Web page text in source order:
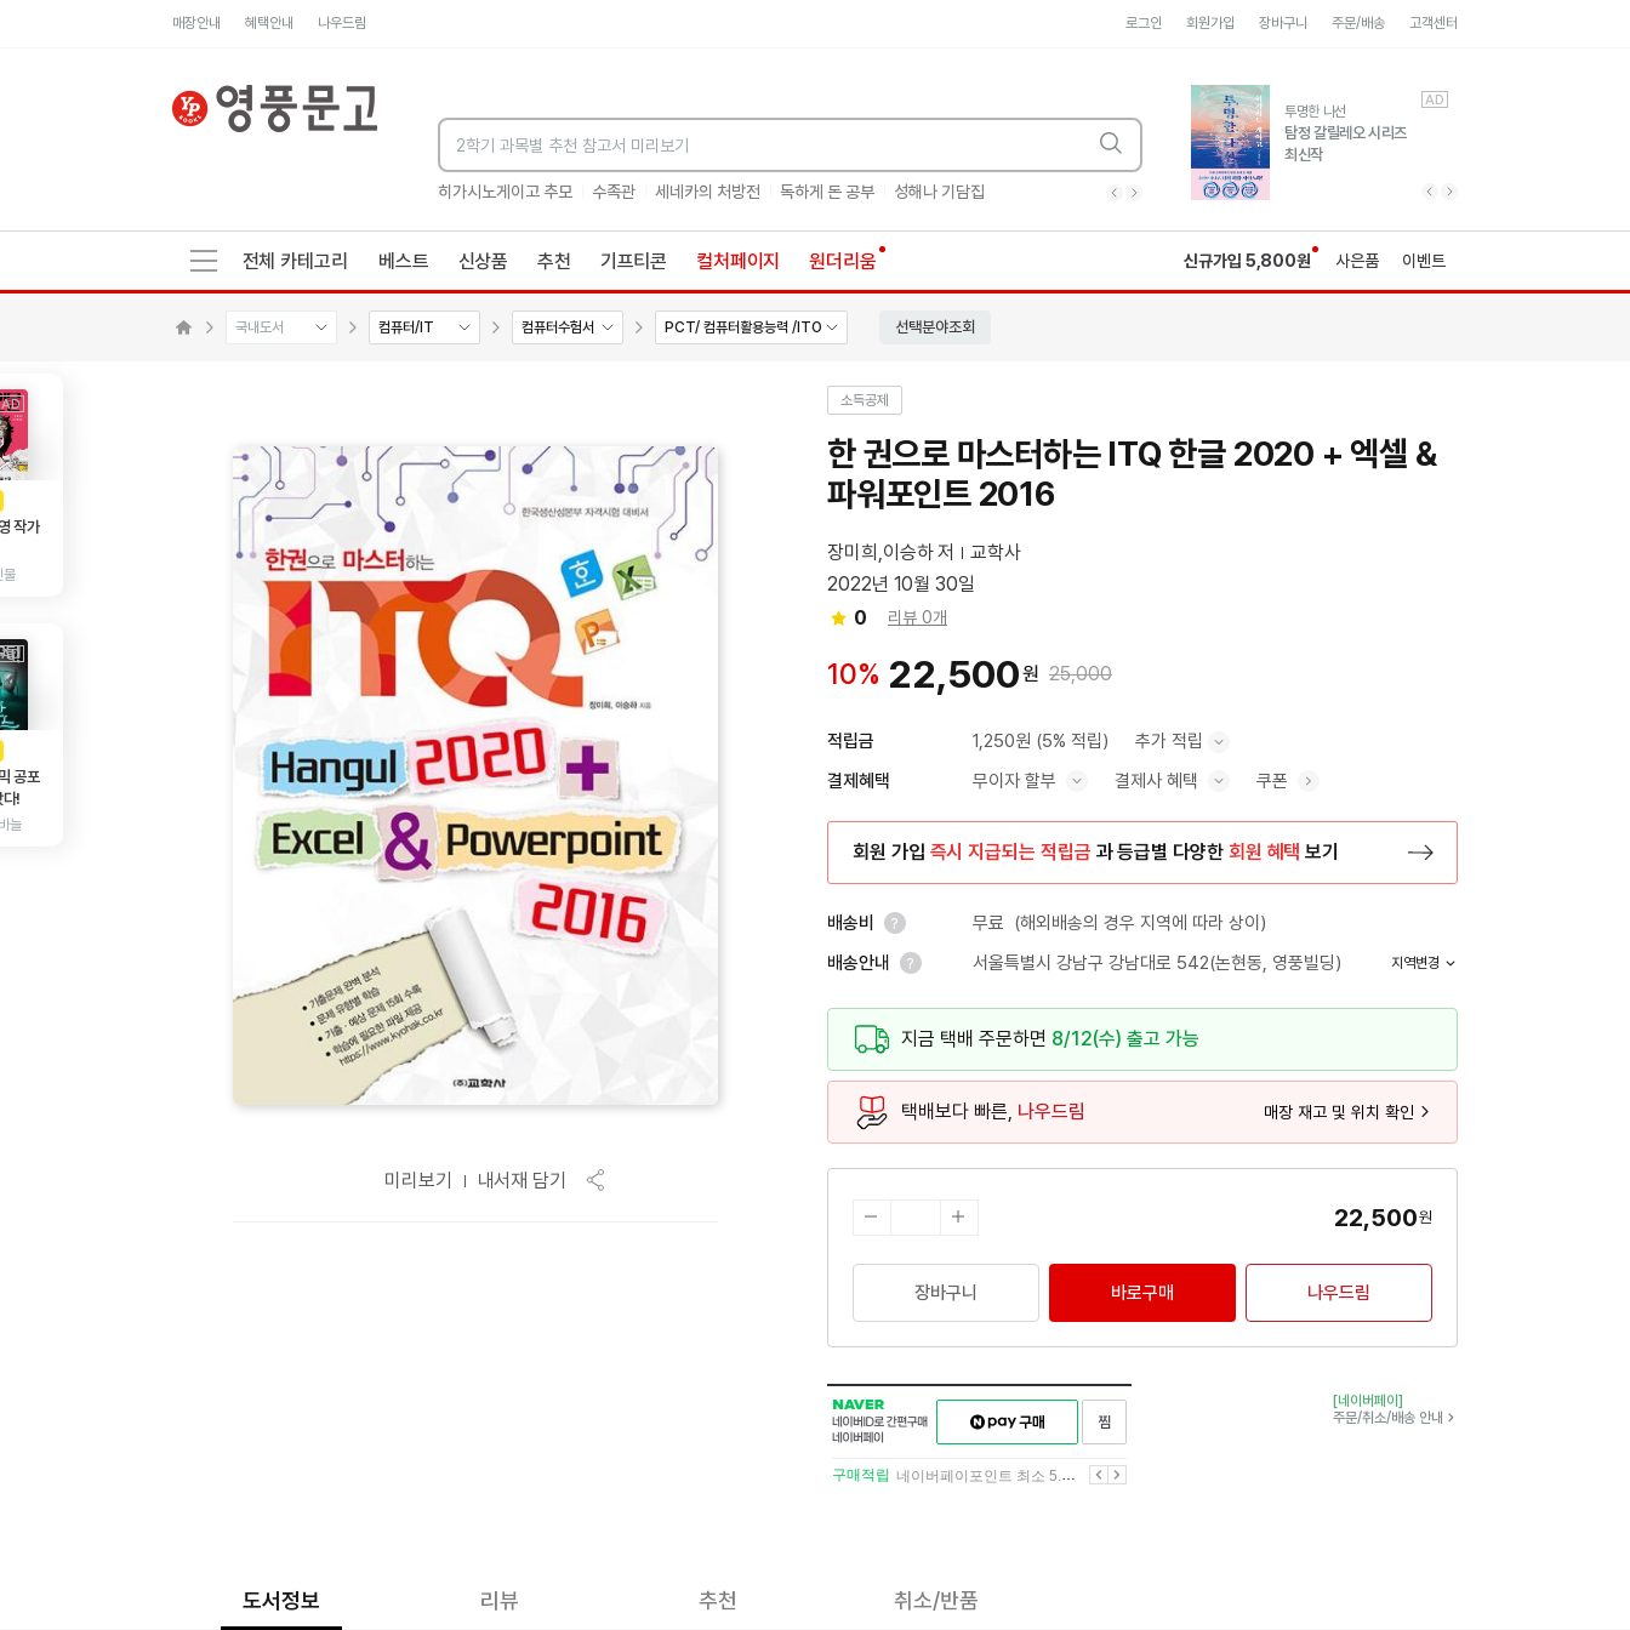
매장안내 혜택안내 나우드림 로그인 회원가입 장바구니 주문/배송 고객센터
히가시노게이고 추모 수족관 세네카의 처방전 독하게 돈 공부 성해나 기담집 히가시노게이고 추모 수족관 독하게 돈 공부
유럽 도시 기행3
풍성한 서사와 인문학적
통찰!
AD
투명한 나선
탐정 갈릴레오 시리즈
최신작
AD
전체 카테고리 베스트 신상품 추천 기프티콘 컬처페이지 원더리움 신규가입 5,800원 사은품 이벤트
국내도서 컴퓨터/IT 컴퓨터수험서 PCT/ 컴퓨터활용능력 /ITO 선택분야조회
AD
작가
물
AD
공포
다!
늘
미리보기 내서재 담기
소득공제
한 권으로 마스터하는 ITQ 한글 2020 + 엑셀 &
파워포인트 2016
장미희,이승하 저
교학사
2022년 10월 30일
0
리뷰 0개
10% 22,500원 25,000
적립금 1,250원 (5% 적립) 추가 적립
결제혜택 무이자 할부 결제사 혜택 쿠폰
회원 가입 즉시 지급되는 적립금 과 등급별 다양한 회원 혜택 보기
배송비 무료 (해외배송의 경우 지역에 따라 상이)
배송안내
서울특별시 강남구 강남대로 542(논현동, 영풍빌딩) 지역변경
지금 택배 주문하면 8/12(수) 출고 가능
택배보다 빠른, 나우드림 매장 재고 및 위치 확인
22,500원
장바구니 바로구매 나우드림
NAVER
네이버
ID로
간편구매
네이버페이
구매하기
이전
구매적립 네이버페이포인트 최소 5.5% 적립 다음
[네이버페이]
주문/취소/배송 안내
도서정보 리뷰 추천 취소/반품